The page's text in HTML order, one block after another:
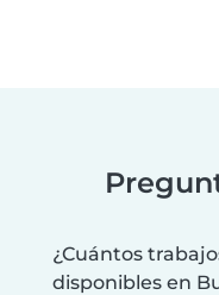
¿Cuántos
disponibles en